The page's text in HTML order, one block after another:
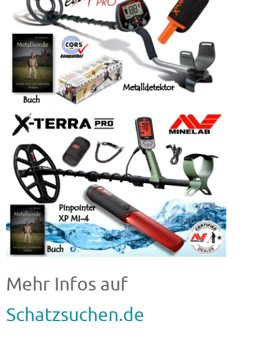
Mehr Infos auf
Schatzsuchen.de